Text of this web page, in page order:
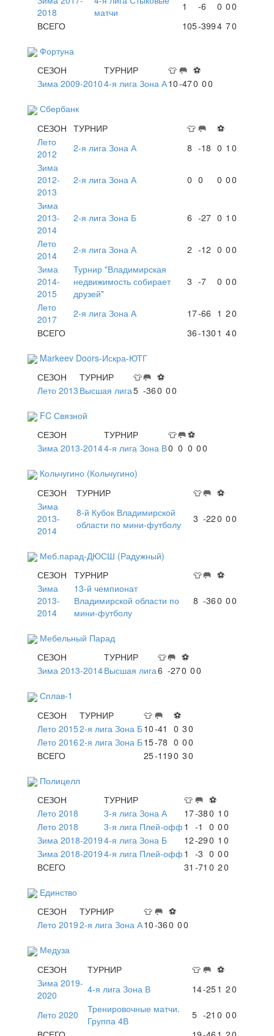
2018
матчи
1 -6 0 00
ВСЕГО
105-3994 70
Фортуна
СЕЗОН
ТУРНИР 👕 🥅 ⚽
Зима 2009-20104-я лига Зона А10-470 00
Сбербанк
СЕЗОН ТУРНИР 👕 🥅
⚽
Лето
2012
2-я лига Зона А 8 -18 0 1 0
Зима
2012-
2013
2-я лига Зона А 0 0 0 00
Зима
2013-
2014
2-я лига Зона Б 6 -27 0 1 0
Лето
2014
2-я лига Зона А 2 -12 0 00
Зима
2014-
2015
Турнир "Владимирская
недвижимость собирает
друзей"
3 -7 0 00
Лето
2017
2-я лига Зона А 17-66 1 20
ВСЕГО
36-130 1 40
Markeev Doors-Искра-ЮТГ
СЕЗОН
ТУРНИР 👕🥅 ⚽
Лето 2013 Высшая лига5 -360 00
FC Связной
СЕЗОН
ТУРНИР 👕🥅⚽
Зима 2013-20144-я лига Зона В0 0 0 00
Кольчугино (Кольчугино)
СЕЗОН
ТУРНИР 👕🥅 ⚽
Зима
2013-
2014
8-й Кубок Владимирской
области по мини-футболу
3 -220 00
Меб.парад-ДЮСШ (Радужный)
СЕЗОН
ТУРНИР 👕🥅 ⚽
Зима
2013-
2014
13-й чемпионат
Владимирской области по
мини-футболу
8 -360 00
Мебельный Парад
СЕЗОН
ТУРНИР 👕🥅 ⚽
Зима 2013-2014Высшая лига6 -270 00
Сплав-1
СЕЗОН
ТУРНИР 👕 🥅
⚽
Лето 20152-я лига Зона Б10-41 0 30
Лето 20162-я лига Зона Б15-78 0 00
ВСЕГО
25-1190 30
Полицелл
СЕЗОН
ТУРНИР 👕 🥅 ⚽
Лето 2018
3-я лига Зона А 17-380 1 0
Лето 2018
3-я лига Плей-офф 1 -1 0 00
Зима 2018-20194-я лига Зона Б 12-290 1 0
Зима 2018-20194-я лига Плей-офф 1 -3 0 00
ВСЕГО
31 -71 0 20
Единство
СЕЗОН
ТУРНИР 👕 🥅 ⚽
Лето 20192-я лига Зона А10-360 00
Медуза
СЕЗОН
ТУРНИР 👕 🥅 ⚽
Зима 2019-
2020
4-я лига Зона В 14-251 20
Лето 2020
Тренировочные матчи.
Группа 4В
5 -21 0 00